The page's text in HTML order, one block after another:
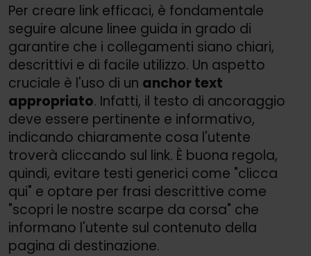
Per creare link efficaci, è fondamentale
seguire alcune linee guida in grado di
garantire che i collegamenti siano chiari,
descrittivi e di facile utilizzo. Un aspetto
cruciale è l'uso di un anchor text
appropriato. Infatti, il testo di ancoraggio
deve essere pertinente e informativo,
indicando chiaramente cosa l'utente
troverà cliccando sul link. È buona regola,
quindi, evitare testi generici come "clicca
qui" e optare per frasi descrittive come
"scopri le nostre scarpe da corsa" che
informano l'utente sul contenuto della
pagina di destinazione.